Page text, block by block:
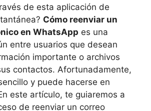
de esta aplicación ‌de
Cómo reenviar un
en WhatsApp es una
entre usuarios que desean
importante o⁤ archivos
contactos. Afortunadamente,
⁣y puede hacerse en
este artículo, ‍te guiaremos a
de reenviar⁤ un ⁤correo